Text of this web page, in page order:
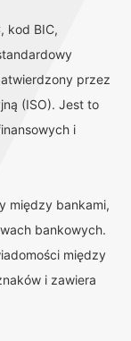
kod BIC,
przez
(ISO). Jest to
i
między bankami,
bankowych.
między
i zawiera